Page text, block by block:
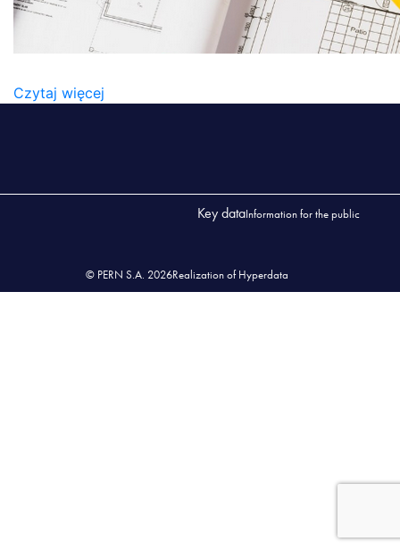
Czytaj więcej
Key dataInformation for the public
© PERN S.A. 2026Realization of Hyperdata